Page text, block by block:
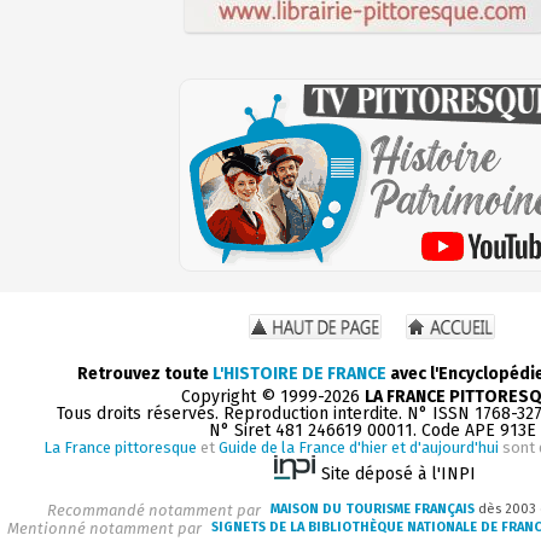
Retrouvez toute L'HISTOIRE DE FRANCE avec
Copyright © 1999-2026 LA FRANCE
Tous droits réservés. Reproduction interdite. N° ISSN 1768-
N° Siret 481 246619 00011. Code APE 913E
La France pittoresque et Guide de la France d'hier et d'aujourd'hui sont
Site déposé à l'INPI
Recommandé notamment par MAISON DU TOURISME FRANÇAIS dès
Mentionné notamment par SIGNETS DE LA BIBLIOTHÈQUE NATIONALE DE